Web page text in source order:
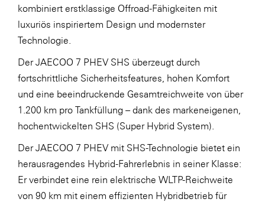
kombiniert erstklassige Offroad-Fähigkeiten mit
luxuriös inspiriertem Design und modernster
Technologie.
Der JAECOO 7 PHEV SHS überzeugt durch
fortschrittliche Sicherheitsfeatures, hohen Komfort
und eine beeindruckende Gesamtreichweite von über
1.200 km pro Tankfüllung – dank des markeneigenen,
hochentwickelten SHS (Super Hybrid System).
Der JAECOO 7 PHEV mit SHS-Technologie bietet ein
herausragendes Hybrid-Fahrerlebnis in seiner Klasse:
Er verbindet eine rein elektrische WLTP-Reichweite
von 90 km mit einem effizienten Hybridbetrieb für